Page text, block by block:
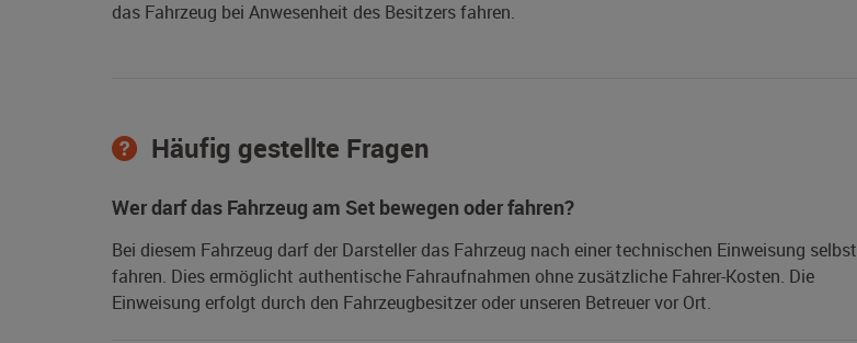
das Fahrzeug bei Anwesenheit des Besitzers fahren.
Häufig gestellte Fragen
Wer darf das Fahrzeug am Set bewegen oder fahren?
Bei diesem Fahrzeug darf der Darsteller das Fahrzeug nach einer technischen Einweisung selbst
fahren. Dies ermöglicht authentische Fahraufnahmen ohne zusätzliche Fahrer-Kosten. Die
Einweisung erfolgt durch den Fahrzeugbesitzer oder unseren Betreuer vor Ort.